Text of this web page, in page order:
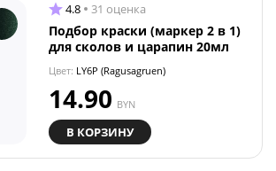
4.8 31 оценка
Подбор краски (маркер 2 в 1)
для сколов и царапин 20мл
Цвет: LY6P (Ragusagruen)
14.90 BYN
В КОРЗИНУ